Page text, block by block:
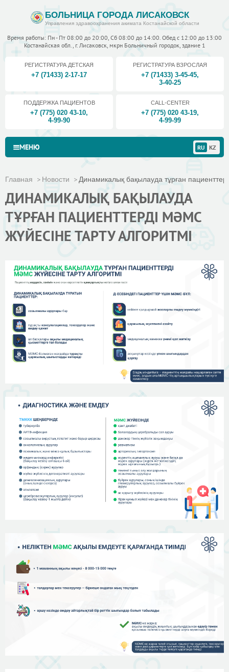
БОЛЬНИЦА ГОРОДА ЛИСАКОВСК
Управления здравоохранения акимата Костанайской области
Время работы: Пн - Пт 08:00 до 20:00, Сб 08:00 до 14:00. Обед с 12:00 до 13:00
Костанайская обл., г. Лисаковск, мкрн Больничный городок, здание 1
РЕГИСТРАТУРА ДЕТСКАЯ
+7 (71433) 2-17-17
РЕГИСТРАТУРА ВЗРОСЛАЯ
+7 (71433) 3-45-45,
3-40-25
ПОДДЕРЖКА ПАЦИЕНТОВ
+7 (775) 020 43-10,
4-99-90
CALL-CENTER
+7 (775) 020 43-19,
4-99-99
МЕНЮ RU KZ
Главная Новости Динамикалық бақылауда тұрған
ДИНАМИКАЛЫҚ БАҚЫЛАУДА
ТҰРҒАН ПАЦИЕНТТЕРДІ МӘМС
ЖҮЙЕСІНЕ ТАРТУ АЛГОРИТМІ